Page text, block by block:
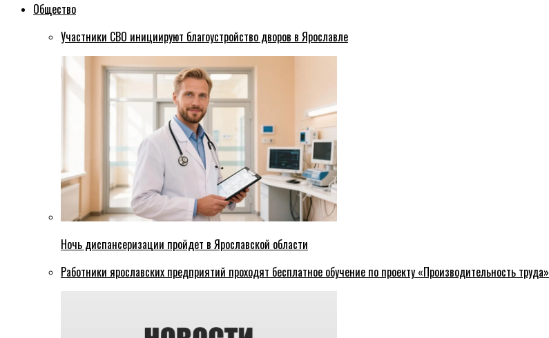
Общество
Участники СВО инициируют благоустройство дворов в Ярославле
Ночь диспансеризации пройдет в Ярославской области
Работники ярославских предприятий проходят бесплатное обучение по проекту «Производительность труда»